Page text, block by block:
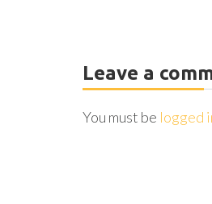
Leave a
You must be logged